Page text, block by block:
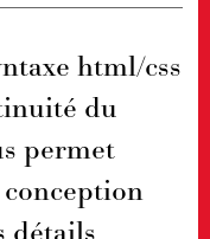
html/css
du
permet
détails